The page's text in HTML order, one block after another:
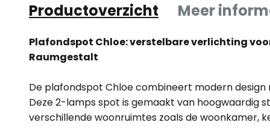
Productoverzicht Meer
Plafondspot Chloe: verstelbare verlichting
Raumgestalt
De plafondspot Chloe combineert modern
Deze 2-lamps spot is gemaakt van hoogwaardig
verschillende woonruimtes zoals de woonkamer,